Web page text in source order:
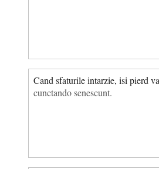
Cand sfaturile intarzie, isi pierd
cunctando senescunt.